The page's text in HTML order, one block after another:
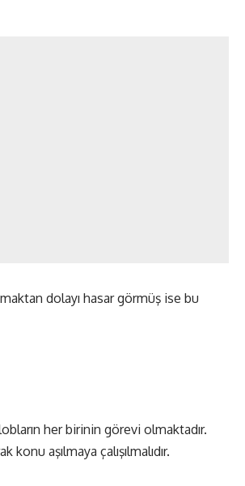
dolayı hasar görmüş ise bu
her birinin görevi olmaktadır.
aşılmaya çalışılmalıdır.